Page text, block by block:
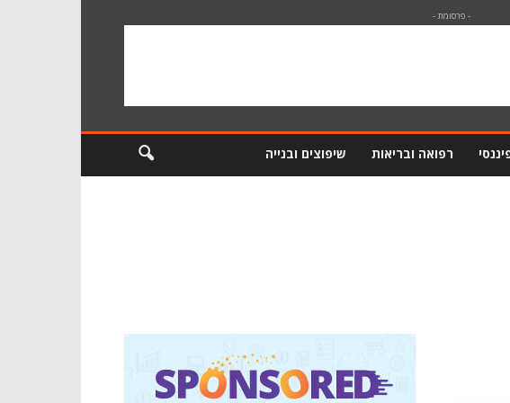
- פרסומת -
רפואה ובריאות שיפוצים ובנייה